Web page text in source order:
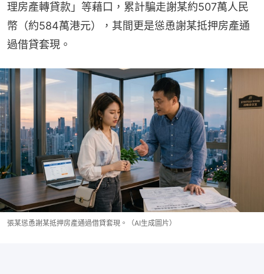
理房產轉貸款」等藉口，累計騙走謝某約507萬人民
幣（約584萬港元），其間更是慫恿謝某抵押房產通
過借貸套現。
張某慫恿謝某抵押房產通過借貸套現。（AI生成圖片）